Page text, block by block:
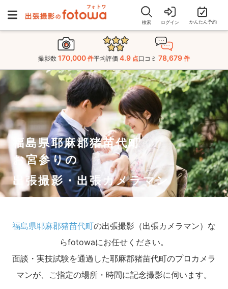
検索 ログイン かんたん予約
撮影数 170,000 件平均評価 4.9 点口コミ 78,679 件
福島県耶麻郡猪苗代町
お宮参りの
出張撮影・出張カメラマン
福島県耶麻郡猪苗代町の出張撮影（出張カメラマン）な
らfotowaにお任せください。
面談・実技試験を通過した耶麻郡猪苗代町のプロカメラ
マンが、ご指定の場所・時間に記念撮影に伺います。